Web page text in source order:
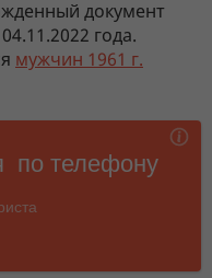
документ
года.
мужчин 1961 г.